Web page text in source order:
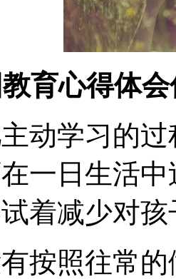
育心得体
动学习的
一日生活
着减少对
按照往常